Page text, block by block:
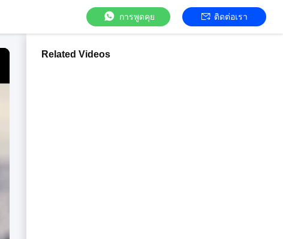
การพูดคุย ติดต่อเรา
Related Videos